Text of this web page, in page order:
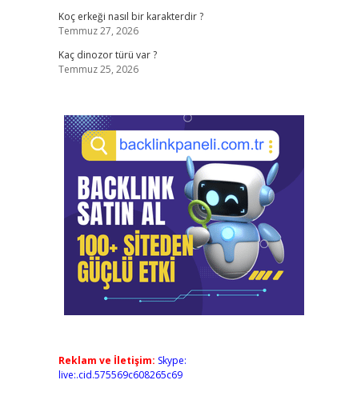
Koç erkeği nasıl bir karakterdir ?
Temmuz 27, 2026
Kaç dinozor türü var ?
Temmuz 25, 2026
Reklam ve İletişim: Skype:
live:.cid.575569c608265c69